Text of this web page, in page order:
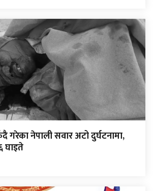
गरेका नेपाली सवार अटो दुर्घटनामा,
घाइते